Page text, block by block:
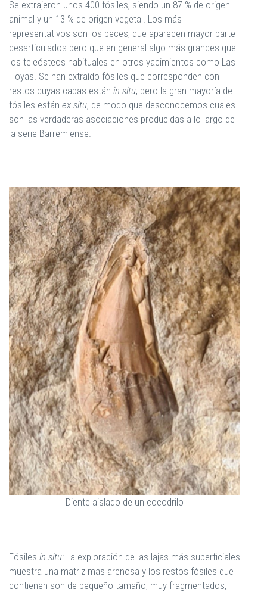
Se extrajeron unos 400 fósiles, siendo un 87 % de origen
animal y un 13 % de origen vegetal. Los más
representativos son los peces, que aparecen mayor parte
desarticulados pero que en general algo más grandes que
los teleósteos habituales en otros yacimientos como Las
Hoyas. Se han extraído fósiles que corresponden con
restos cuyas capas están in situ, pero la gran mayoría de
fósiles están ex situ, de modo que desconocemos cuales
son las verdaderas asociaciones producidas a lo largo de
la serie Barremiense.
Diente aislado de un cocodrilo
Fósiles in situ: La exploración de las lajas más superficiales
muestra una matriz mas arenosa y los restos fósiles que
contienen son de pequeño tamaño, muy fragmentados,